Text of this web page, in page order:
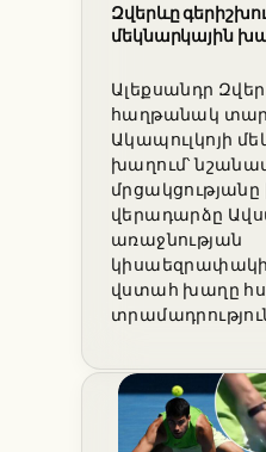
Զվերևը
մեկնարկային
Ալեքսանդր
հաղթանակ
Ակապուլկոյի
խաղում՝
մրցակցությանը
վերադարձը
առաջնության
վստահ խաղը